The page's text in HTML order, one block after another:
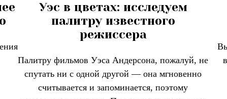
Уэс в цветах: исследуем
палитру известного
режиссера
Палитру фильмов Уэса Андерсона, пожалуй, не
спутать ни с одной другой — она мгновенно
считывается и запоминается, поэтому